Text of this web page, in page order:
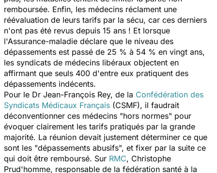
remboursée. Enfin, les médecins réclament une
réévaluation de leurs tarifs par la sécu, car ces derniers
n'ont pas été revus depuis 15 ans ! Et lorsque
l'Assurance-maladie déclare que le niveau des
dépassements est passé de 25 % à 54 % en vingt ans,
les syndicats de médecins libéraux objectent en
affirmant que seuls 400 d'entre eux pratiquent des
dépassements indécents.
Pour le Dr Jean-François Rey, de la Confédération des
Syndicats Médicaux Français (CSMF), il faudrait
déconventionner ces médecins "hors normes" pour
évoquer clairement les tarifs pratiqués par la grande
majorité. La réunion devait justement déterminer ce que
sont les "dépassements abusifs", et fixer par la suite ce
qui doit être remboursé. Sur RMC, Christophe
Prud'homme, responsable de la fédération santé à la